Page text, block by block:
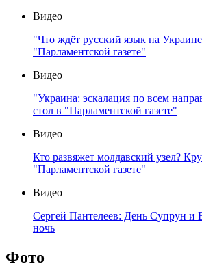
Видео
"Что ждёт русский язык на
"Парламентской газете"
Видео
"Украина: эскалация по всем
стол в "Парламентской газете"
Видео
Кто развяжет молдавский узел?
"Парламентской газете"
Видео
Сергей Пантелеев: День Супрун и
ночь
Фото